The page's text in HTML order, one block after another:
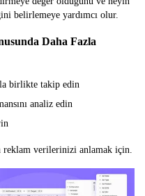
belirlemeye yardımcı olur.
Daha Fazla
birlikte takip edin
analiz edin
reklam verilerinizi anlamak için.